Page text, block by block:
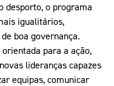
Equipa Portugal
Equipa Portugal
Equipa PortugalEquipa Portugal
Mais Desporto
Arquivo
Educação
Olímpica
Portugal
Olímpica
desporto, o programa
igualitários,
boa governança.
para a ação,
lideranças capazes
equipas, comunicar